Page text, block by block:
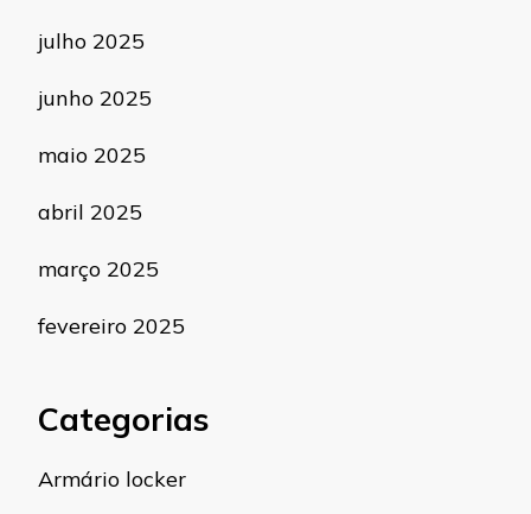
julho 2025
junho 2025
maio 2025
abril 2025
março 2025
fevereiro 2025
Categorias
Armário locker